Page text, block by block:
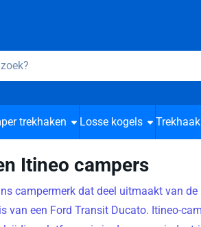
trekhaken Losse kogels
Itineo campers
campermerk dat deel uitmaakt van de
van een Ford Transit Ducato. Itineo-